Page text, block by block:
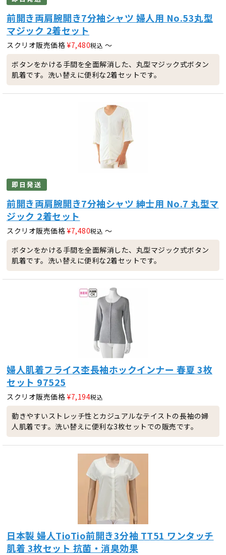
前開き両肩腕開き7分袖シャツ 婦人用 No.53丸型
マジック 2着セット
スクリオ販売価格 ¥7,480税込 〜
ボタンをかける手間を全面解消した、丸型マジック式ボタン
肌着です。洗い替えに便利な2着セットです。
即日発送
前開き両肩腕開き7分袖シャツ 紳士用 No.7 丸型マ
ジック 2着セット
スクリオ販売価格 ¥7,480税込 〜
ボタンをかける手間を全面解消した、丸型マジック式ボタン
肌着です。洗い替えに便利な2着セットです。
婦人肌着フライス杢長袖ホックインナー 春夏 3枚
セット 97525
スクリオ販売価格 ¥7,194税込
動きやすいストレッチ性とカジュアルなテイストの長袖の婦
人肌着です。洗い替えに便利な3枚セットでの販売です。
日本製 婦人TioTio前開き3分袖 TT51 ワンタッチ
肌着 3枚セット 抗菌・消臭効果